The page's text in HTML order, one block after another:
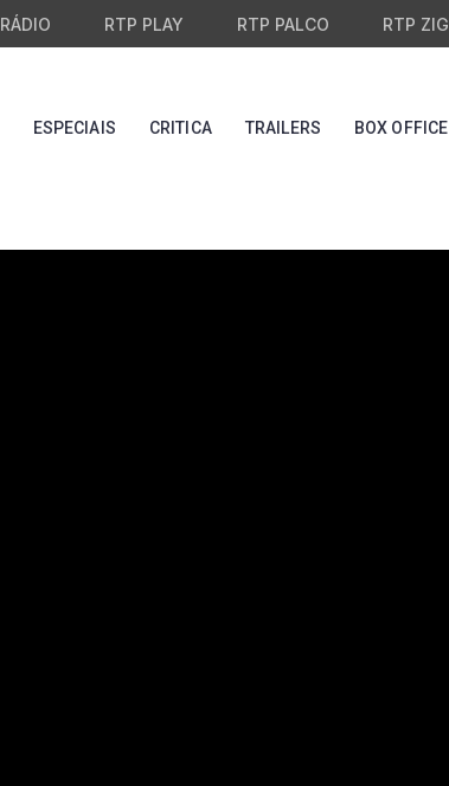
RÁDIO RTP PLAY RTP PALCO RTP
ESPECIAIS CRITICA TRAILERS BOX OFFICE